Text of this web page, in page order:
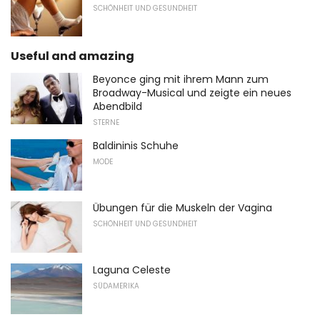
SCHÖNHEIT UND GESUNDHEIT
Useful and amazing
Beyonce ging mit ihrem Mann zum
Broadway-Musical und zeigte ein neues
Abendbild
STERNE
Baldininis Schuhe
MODE
Übungen für die Muskeln der Vagina
SCHÖNHEIT UND GESUNDHEIT
Laguna Celeste
SÜDAMERIKA